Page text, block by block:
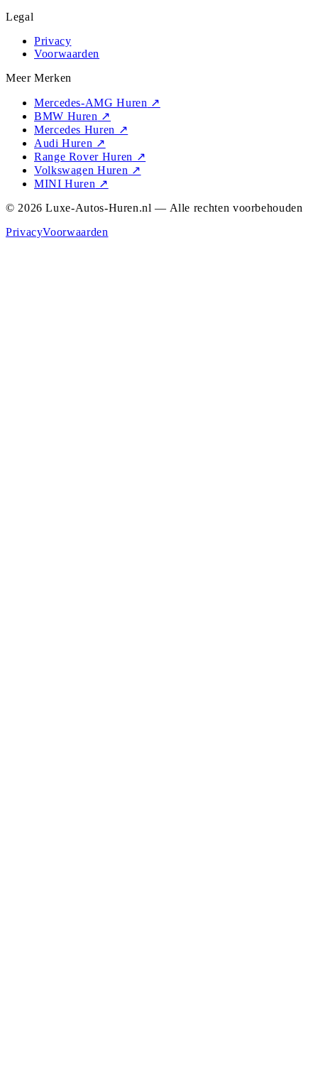
Legal
Privacy
Voorwaarden
Meer Merken
Mercedes-AMG Huren ↗
BMW Huren ↗
Mercedes Huren ↗
Audi Huren ↗
Range Rover Huren ↗
Volkswagen Huren ↗
MINI Huren ↗
© 2026 Luxe-Autos-Huren.nl — Alle rechten voorbehouden
PrivacyVoorwaarden